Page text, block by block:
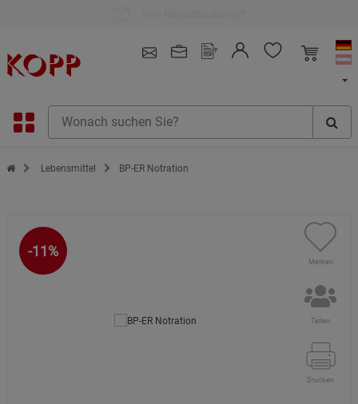
Zur Startseite des Kopp Verlag Online-Shop
Lebensmittel BP-ER Notration
-11%
Merken
Teilen
Drucken